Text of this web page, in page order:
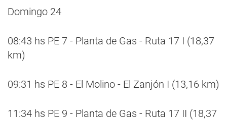
Domingo 24
08:43 hs PE 7 - Planta de Gas - Ruta 17 I (18,37
km)
09:31 hs PE 8 - El Molino - El Zanjón I (13,16 km)
11:34 hs PE 9 - Planta de Gas - Ruta 17 II (18,37